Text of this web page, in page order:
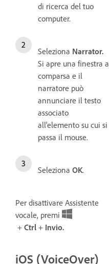
di ricerca del tuo
computer.
Seleziona Narrator.
Si apre una finestra a
comparsa e il
narratore può
annunciare il testo
associato
all'elemento su cui si
passa il mouse.
Seleziona OK.
Per disattivare Assistente
vocale, premi
+ Ctrl + Invio.
iOS (VoiceOver)